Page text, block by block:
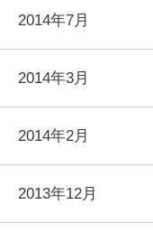
2014年7月
2014年3月
2014年2月
2013年12月